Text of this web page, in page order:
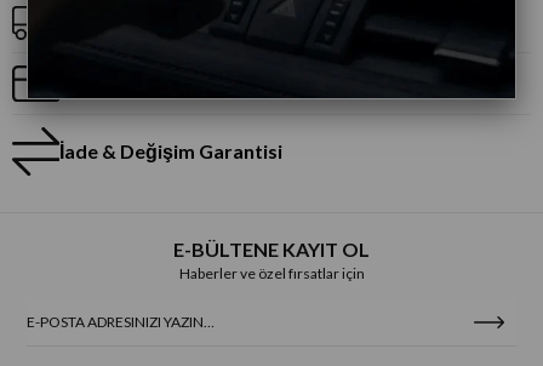
İade & Değişim Garantisi
E-BÜLTENE KAYIT OL
Haberler ve özel fırsatlar için